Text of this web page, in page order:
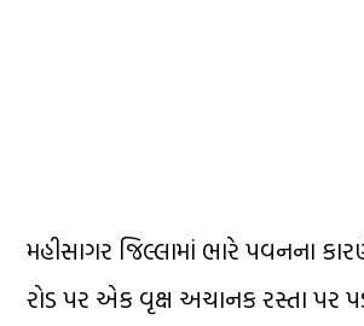
મહીસાગર જિલ્લામાં ભારે પવનના
રોડ પર એક વૃક્ષ અચાનક રસ્તા પર